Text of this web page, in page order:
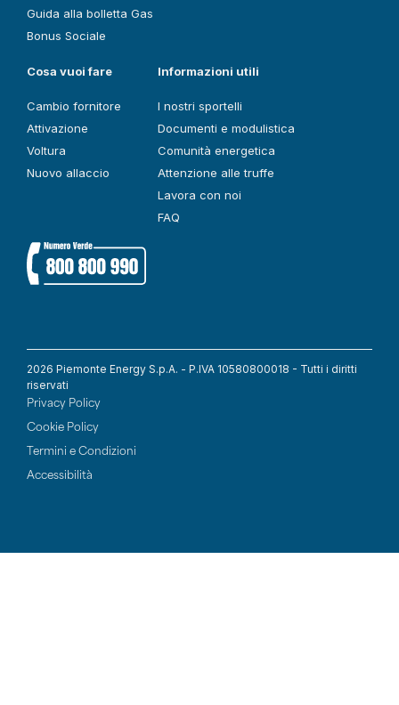
Guida alla bolletta Gas
Bonus Sociale
Cosa vuoi fare
Cambio fornitore
Attivazione
Voltura
Nuovo allaccio
Informazioni utili
I nostri sportelli
Documenti e modulistica
Comunità energetica
Attenzione alle truffe
Lavora con noi
FAQ
2026 Piemonte Energy S.p.A. - P.IVA 10580800018 - Tutti i diritti
riservati
Privacy Policy
Cookie Policy
Termini e Condizioni
Accessibilità